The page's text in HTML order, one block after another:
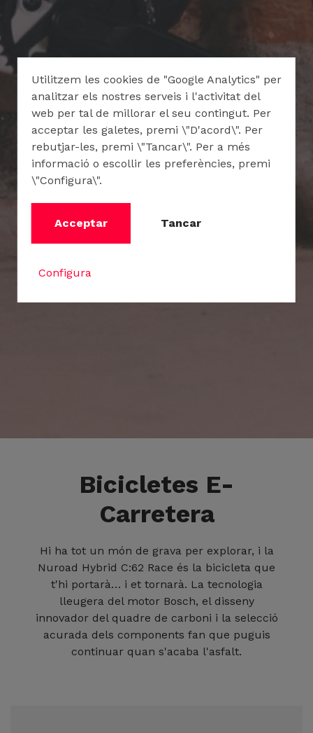
Bicicletes E-
Carretera
Hi ha tot un món de grava per explorar, i la
Nuroad Hybrid C:62 Race és la bicicleta que
t'hi portarà… i et tornarà. La tecnologia
lleugera del motor Bosch, el disseny
innovador del quadre de carboni i la selecció
acurada dels components fan que puguis
continuar quan s'acaba l'asfalt.
Utilitzem les cookies de "Google Analytics" per
analitzar els nostres serveis i l'activitat del
web per tal de millorar el seu contingut. Per
acceptar les galetes, premi \"D'acord\". Per
rebutjar-les, premi \"Tancar\". Per a més
informació o escollir les preferències, premi
\"Configura\".
Acceptar Tancar
Configura